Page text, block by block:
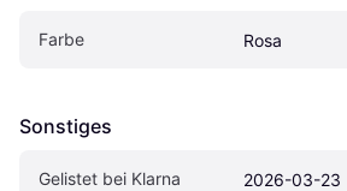
Farbe Rosa
Sonstiges
Gelistet bei Klarna 2026-03-23